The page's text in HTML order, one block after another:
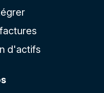
d'actifs